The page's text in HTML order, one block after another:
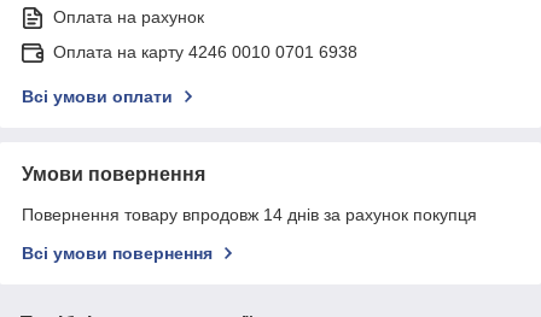
Оплата на рахунок
Оплата на карту 4246 0010 0701 6938
Всі умови оплати
Умови повернення
Повернення товару впродовж 14 днів за рахунок покупця
Всі умови повернення